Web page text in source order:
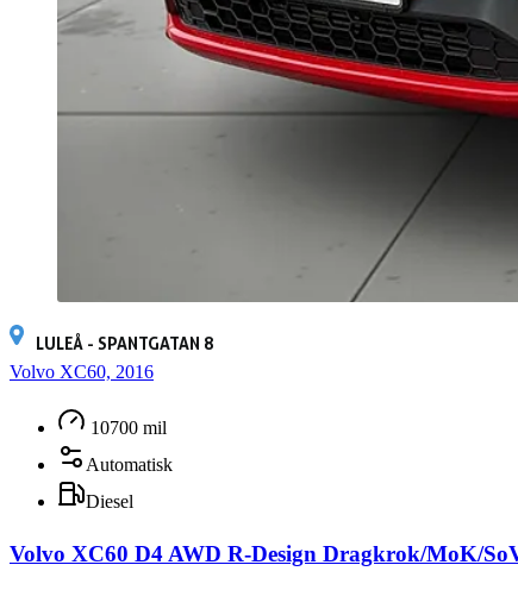
LULEÅ - SPANTGATAN 8
Volvo XC60, 2016
10700 mil
Automatisk
Diesel
Volvo XC60 D4 AWD R-Design Dragkrok/MoK/